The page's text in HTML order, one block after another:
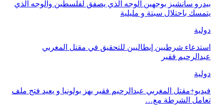
بيدرو سانشيز بوجهين الوجه الذي يصفق لفلسطين والوجه الذي
يتمسك باحتلال سبتة و مليلية
دولية
استدعاء شرطيين إيطاليين للتحقيق في مقتل المغربي
عبدالرحيم فقير
دولية
فيديو+مقتل المغربي عبدالرحيم فقير يهز بولونيا و يعيد فتح ملف
تعامل الشرطة مع…